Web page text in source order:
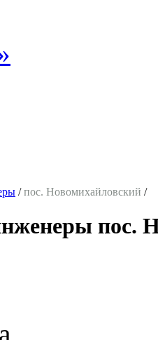
/пос. Новомихайловский /
пос.